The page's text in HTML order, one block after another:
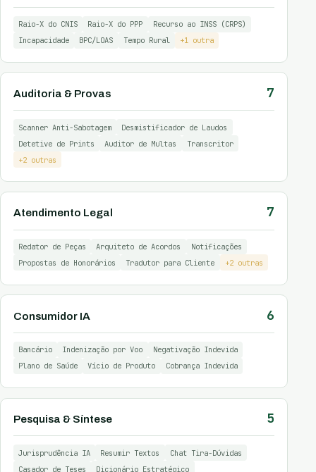
Raio-X do CNIS Raio-X do PPP
Recurso ao INSS (CRPS)
Incapacidade
BPC/LOAS Tempo Rural +1 outra
Auditoria & Provas 7
Scanner Anti-Sabotagem
Desmistificador de Laudos
Detetive de Prints
Auditor de Multas
Transcritor
+2 outras
Atendimento Legal 7
Redator de Peças Arquiteto de Acordos
Notificações
Propostas de Honorários
Tradutor para Cliente +2 outras
Consumidor IA 6
Bancário Indenização por Voo
Negativação Indevida
Plano de Saúde
Vício de Produto Cobrança Indevida
Pesquisa & Síntese 5
Jurisprudência IA Resumir Textos
Chat Tira-Dúvidas
Casador de Teses
Dicionário Estratégico